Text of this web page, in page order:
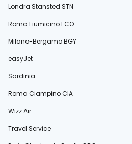
Londra Stansted STN
Roma Fiumicino FCO
Milano-Bergamo BGY
easyJet
Sardinia
Roma Ciampino CIA
Wizz Air
Travel Service